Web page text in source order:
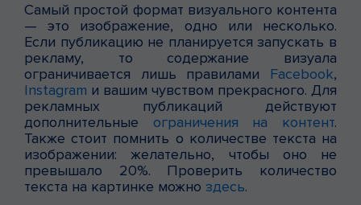
Самый простой формат визуального контента
— это изображение, одно или несколько.
Если публикацию не планируется запускать в
рекламу, то содержание визуала
ограничивается лишь правилами Facebook,
Instagram и вашим чувством прекрасного. Для
рекламных публикаций действуют
дополнительные ограничения на контент.
Также стоит помнить о количестве текста на
изображении: желательно, чтобы оно не
превышало 20%. Проверить количество
текста на картинке можно здесь.